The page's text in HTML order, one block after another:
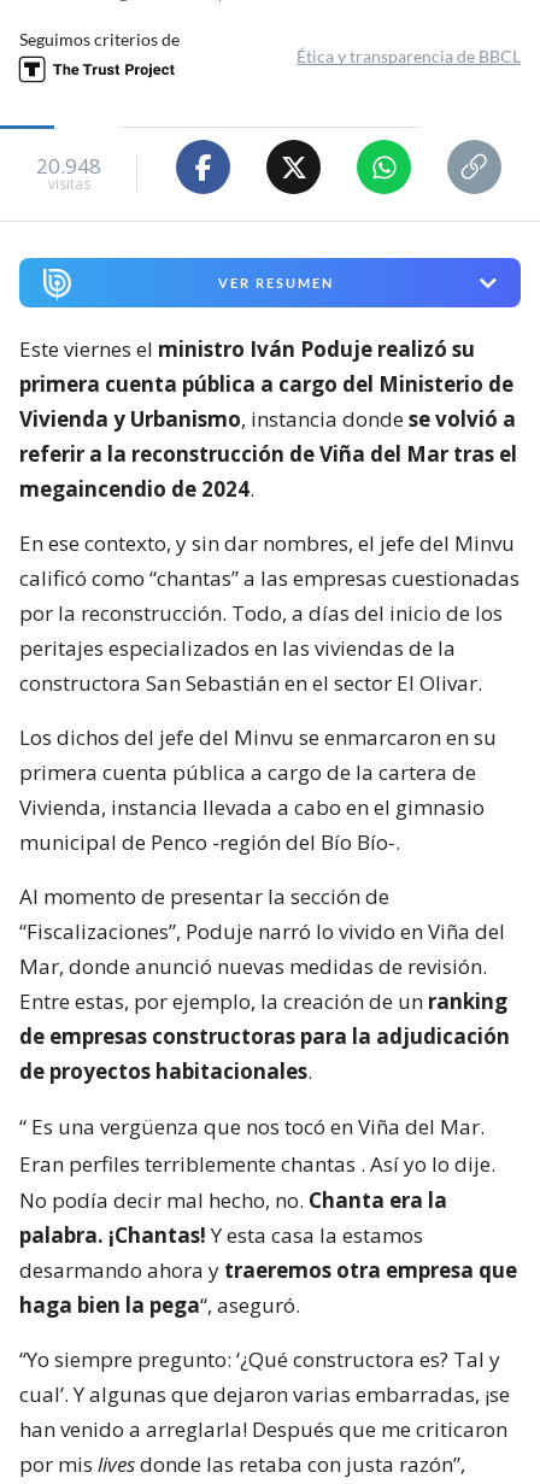
Seguimos criterios de
Ética y transparencia de BBCL
20.948
visitas
VER RESUMEN
Este viernes el ministro Iván Poduje realizó su
primera cuenta pública a cargo del Ministerio de
Vivienda y Urbanismo, instancia dondese volvió a
referir a la reconstrucción de Viña del Mar tras el
megaincendio de 2024.
En ese contexto, y sin dar nombres, el jefe del Minvu
calificó como “chantas” a las empresas cuestionadas
por la reconstrucción. Todo, a días del inicio de los
peritajes especializados en las viviendas de la
constructora San Sebastián en el sector El Olivar.
Los dichos del jefe del Minvu se enmarcaron en su
primera cuenta pública a cargo de la cartera de
Vivienda, instancia llevada a cabo en el gimnasio
municipal de Penco -región del Bío Bío-.
Al momento de presentar la sección de
“Fiscalizaciones”, Poduje narró lo vivido en Viña del
Mar, donde anunció nuevas medidas de revisión.
Entre estas, por ejemplo, la creación de un ranking
de empresas constructoras para la adjudicación
de proyectos habitacionales.
“ Es una vergüenza que nos tocó en Viña del Mar.
Eran perfiles terriblemente chantas . Así yo lo dije.
No podía decir mal hecho, no. Chanta era la
palabra. ¡Chantas!Y esta casa la estamos
desarmando ahora y traeremos otra empresa que
haga bien la pega“, aseguró.
“Yo siempre pregunto: ‘¿Qué constructora es? Tal y
cual’. Y algunas que dejaron varias embarradas, ¡se
han venido a arreglarla! Después que me criticaron
por mis livesdonde las retaba con justa razón”,